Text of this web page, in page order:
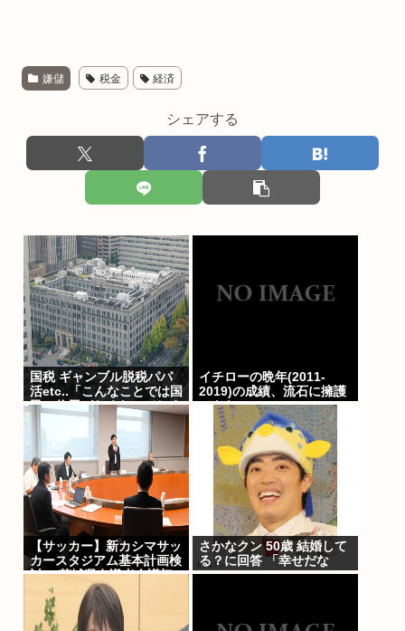
嫌儲 税金 経済
シェアする
国税 ギャンブル脱税パパ
活etc..「こんなことでは国
民の信用がなくなってしま
う」
イチローの晩年(2011-
2019)の成績、流石に擁護
できないwww
【サッカー】新カシマサッ
カースタジアム基本計画検
討へ 茨城県有識者会議初
会合 公設民営で整備方針
さかなクン 50歳 結婚して
る？に回答 「幸せだな
～」